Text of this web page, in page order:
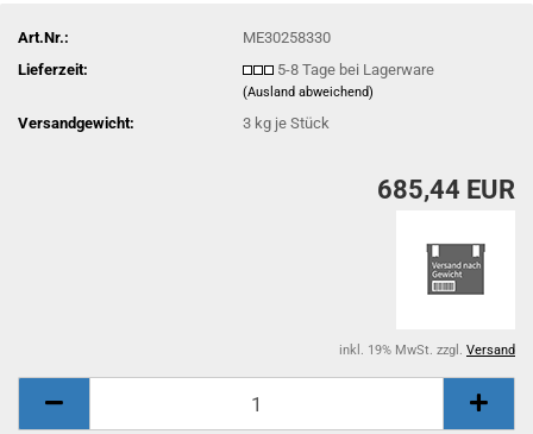
Art.Nr.:
ME30258330
Lieferzeit:
5-8 Tage bei Lagerware
(Ausland abweichend)
Versandgewicht: 3 kg je Stück
685,44 EUR
inkl. 19% MwSt. zzgl. Versand